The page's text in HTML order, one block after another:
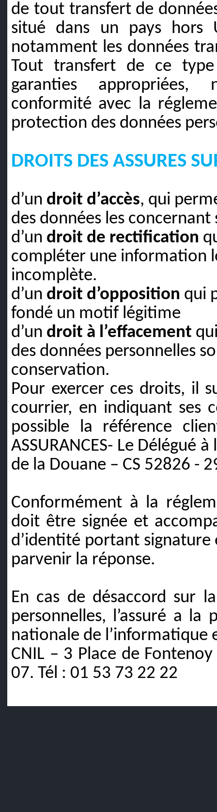
de tout transfert de
situé dans un pays hors
notamment les données
Tout transfert de ce
garanties appropriées,
conformité avec la
protection des données
DROITS DES ASSURES
d’un droit d’accès, qui
des données les
d’un droit de rectification
compléter une information
incomplète.
d’un droit d’opposition qui
fondé un motif légitime
d’un droit à l’effacement
des données personnelles
conservation.
Pour exercer ces droits, il
courrier, en indiquant ses
possible la référence
ASSURANCES- Le Délégué
de la Douane – CS 52826 -
Conformément à la
doit être signée et
d’identité portant signature
parvenir la réponse.
En cas de désaccord sur
personnelles, l’assuré a la
nationale de l’informatique
CNIL – 3 Place de
07. Tél : 01 53 73 22 22